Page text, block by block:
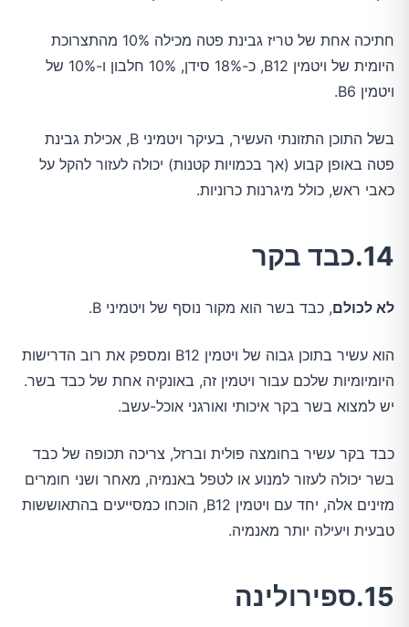
חתיכה אחת של טריז גבינת פטה מכילה 10% מהתצרוכת
היומית של ויטמין B12, כ-18% סידן, 10% חלבון ו-10% של
ויטמין B6.
בשל התוכן התזונתי העשיר, בעיקר ויטמיני B, אכילת גבינת
פטה באופן קבוע (אך בכמויות קטנות) יכולה לעזור להקל על
כאבי ראש, כולל מיגרנות כרוניות.
14.כבד בקר
לא לכולם, כבד בשר הוא מקור נוסף של ויטמיני B.
הוא עשיר בתוכן גבוה של ויטמין B12 ומספק את רוב הדרישות
היומיומיות שלכם עבור ויטמין זה, באונקיה אחת של כבד בשר.
יש למצוא בשר בקר איכותי ואורגני אוכל-עשב.
כבד בקר עשיר בחומצה פולית וברזל, צריכה תכופה של כבד
בשר יכולה לעזור למנוע או לטפל באנמיה, מאחר ושני חומרים
מזינים אלה, יחד עם ויטמין B12, הוכחו כמסייעים בהתאוששות
טבעית ויעילה יותר מאנמיה.
15.ספירולינה